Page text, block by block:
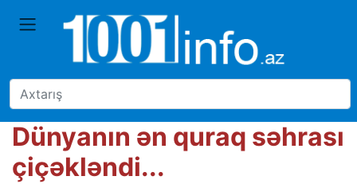
Dünyanın ən quraq səhrası
çiçəkləndi...